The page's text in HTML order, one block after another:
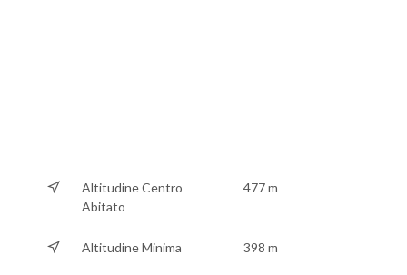
Altitudine Centro
Abitato
477 m
Altitudine Minima 398 m